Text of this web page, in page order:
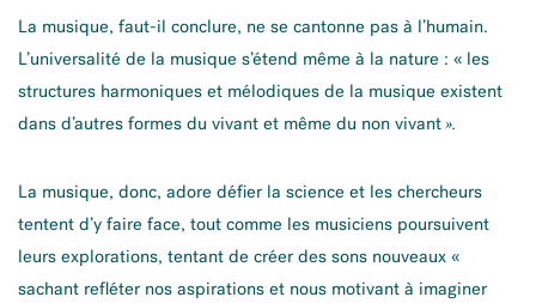
La musique, faut-il conclure, ne se cantonne pas à l’humain.
L’universalité de la musique s’étend même à la nature : « les
structures harmoniques et mélodiques de la musique existent
dans d’autres formes du vivant et même du non vivant».
La musique, donc, adore défier la science et les chercheurs
tentent d’y faire face, tout comme les musiciens poursuivent
leurs explorations, tentant de créer des sons nouveaux «
sachant refléter nos aspirations et nous motivant à imaginer